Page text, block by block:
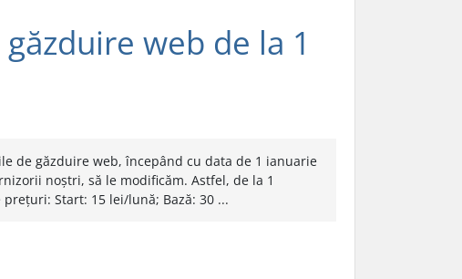
web de la 1
de găzduire web, începând cu data de 1 ianuarie
noștri, să le modificăm. Astfel, de la 1
Start: 15 lei/lună; Bază: 30 ...